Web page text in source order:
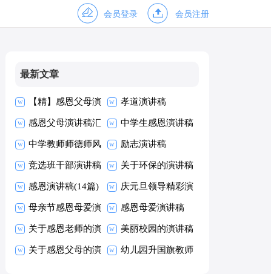
会员登录 会员注册
最新文章
【精】感恩父母演
讲稿
孝道演讲稿
感恩父母演讲稿汇
编15篇
中学生感恩演讲稿
中学教师师德师风
演讲稿
励志演讲稿
竞选班干部演讲稿
(合集15篇)
关于环保的演讲稿
感恩演讲稿(14篇) 庆元旦领导精彩演
讲稿
母亲节感恩母爱演
讲稿
感恩母爱演讲稿
关于感恩老师的演
讲稿
美丽校园的演讲稿
关于感恩父母的演 幼儿园升国旗教师